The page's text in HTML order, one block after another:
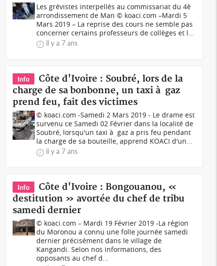
Les grévistes interpellés au commissariat du 4è
arrondissement de Man © koaci.com –Mardi 5
Mars 2019 – La reprise des cours ne semble pas
concerner certains professeurs de collèges et l...
il y a 7 ans
Info
Côte d'Ivoire : Soubré, lors de la
charge de sa bonbonne, un taxi à gaz
prend feu, fait des victimes
© koaci.com -Samedi 2 Mars 2019 - Le drame est
survenu ce Samedi 02 Février dans la localité de
Soubré, lorsqu'un taxi à gaz a pris feu pendant
la charge de sa bouteille, apprend KOACI d'un...
il y a 7 ans
Info
Côte d'Ivoire : Bongouanou, «
destitution » avortée du chef de tribu
samedi dernier
© koaci.com – Mardi 19 Février 2019 -La région
du Moronou a connu une folle journée samedi
dernier précisément dans le village de
Kangandi. Selon nos informations, des
opposants au chef d...